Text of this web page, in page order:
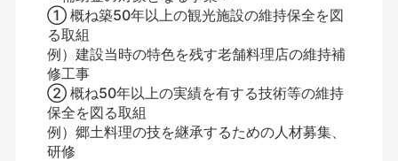
① 概ね築50年以上の観光施設の維持保全を図
る取組
例）建設当時の特色を残す老舗料理店の維持補
修工事
② 概ね50年以上の実績を有する技術等の維持
保全を図る取組
例）郷土料理の技を継承するための人材募集、
研修